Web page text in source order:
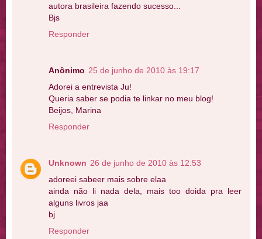
autora brasileira fazendo sucesso...
Bjs
Responder
Anônimo 25 de junho de 2010 às 19:17
Adorei a entrevista Ju!
Queria saber se podia te linkar no meu blog!
Beijos, Marina
Responder
Unknown 26 de junho de 2010 às 12:53
adoreei sabeer mais sobre elaa
ainda não li nada dela, mais too doida pra leer
alguns livros jaa
bj
Responder